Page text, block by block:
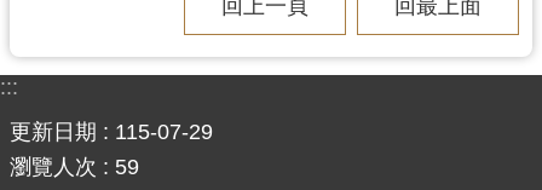
桃
市
政
府
回上一頁 回最上面
:::
更新日期
115-07-29
瀏覽人次
59